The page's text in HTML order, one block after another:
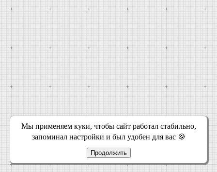
Мы применяем куки, чтобы сайт работал стабильно,
запоминал настройки и был удобен для вас 🍪
Продолжить